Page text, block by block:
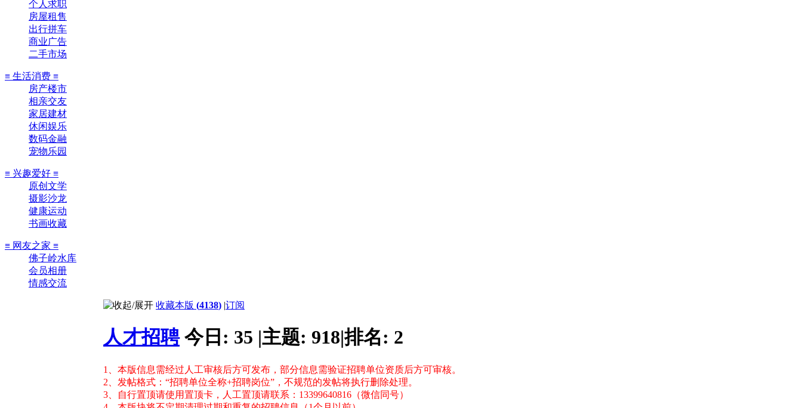
个人求职
房屋租售
出行拼车
商业广告
二手市场
≡ 生活消费 ≡
房产楼市
相亲交友
家居建材
休闲娱乐
数码金融
宠物乐园
≡ 兴趣爱好 ≡
原创文学
摄影沙龙
健康运动
书画收藏
≡ 网友之家 ≡
佛子岭水库
会员相册
情感交流
收藏本版 (4138) |订阅
人才招聘 今日: 35 |主题: 918|排名: 2
1、本版信息需经过人工审核后方可发布，部分信息需验证招聘单位资质后方可审核。
2、发帖格式：“招聘单位全称+招聘岗位”，不规范的发帖将执行删除处理。
3、自行置顶请使用置顶卡，人工置顶请联系：13399640816（微信同号）